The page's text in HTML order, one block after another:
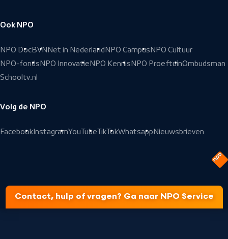
Ook NPO
NPO DocBVN Net in Nederland NPO Campus NPO Cultuur
NPO-fonds NPO Innovatie NPO Kennis NPO ProeftuinOmbudsman
Schooltv.nl
Volg de NPO
Facebook InstagramYouTubeTikTokWhatsapp Nieuwsbrieven
Contact, hulp of vragen? Ga naar NPO Service